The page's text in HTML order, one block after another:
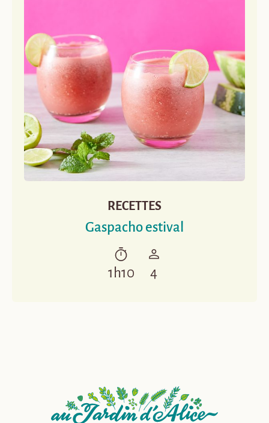
RECETTES
Gaspacho estival
1h10 4